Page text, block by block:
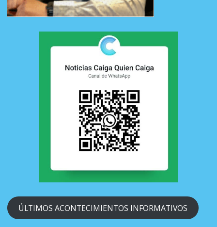
ÚLTIMOS ACONTECIMIENTOS INFORMATIVOS